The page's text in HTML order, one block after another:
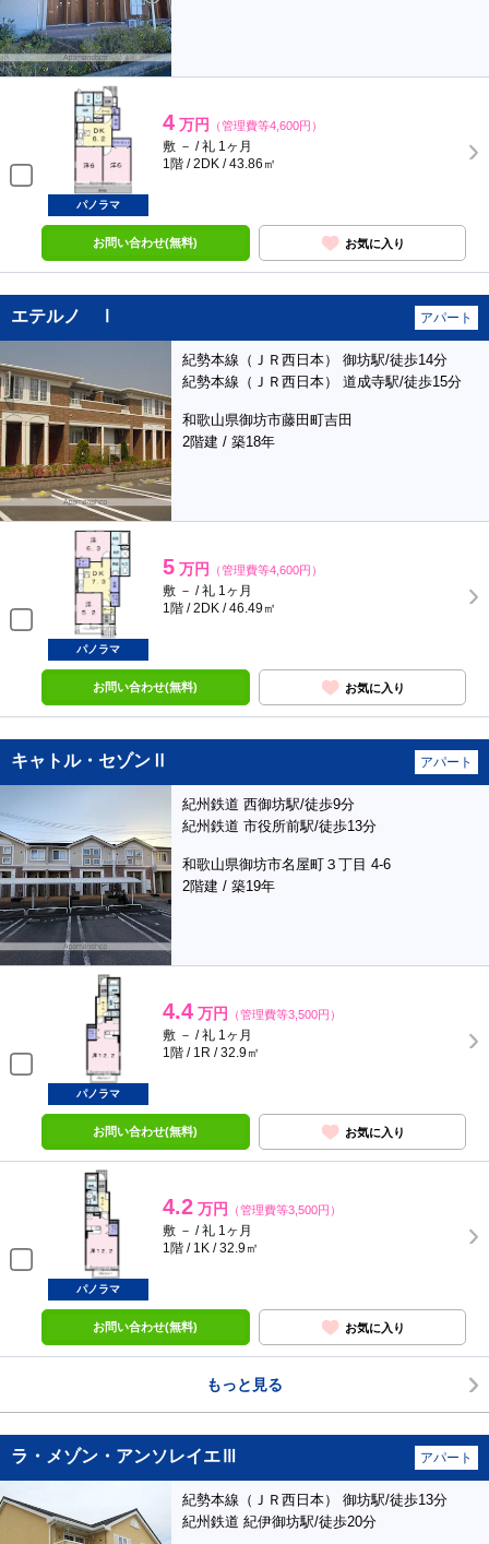
4 万円 （管理費等4,600円）
敷 － / 礼 1ヶ月
1階 / 2DK / 43.86㎡
パノラマ
お問い合わせ(無料) お気に入り
エテルノ Ⅰ アパート
紀勢本線（ＪＲ西日本） 御坊駅/徒歩14分
紀勢本線（ＪＲ西日本） 道成寺駅/徒歩15分
和歌山県御坊市藤田町吉田
2階建 / 築18年
5 万円 （管理費等4,600円）
敷 － / 礼 1ヶ月
1階 / 2DK / 46.49㎡
パノラマ
お問い合わせ(無料) お気に入り
キャトル・セゾンⅡ アパート
紀州鉄道 西御坊駅/徒歩9分
紀州鉄道 市役所前駅/徒歩13分
和歌山県御坊市名屋町３丁目 4-6
2階建 / 築19年
4.4 万円 （管理費等3,500円）
敷 － / 礼 1ヶ月
1階 / 1R / 32.9㎡
パノラマ
お問い合わせ(無料) お気に入り
4.2 万円 （管理費等3,500円）
敷 － / 礼 1ヶ月
1階 / 1K / 32.9㎡
パノラマ
お問い合わせ(無料) お気に入り
もっと見る
ラ・メゾン・アンソレイエⅢ アパート
紀勢本線（ＪＲ西日本） 御坊駅/徒歩13分
紀州鉄道 紀伊御坊駅/徒歩20分